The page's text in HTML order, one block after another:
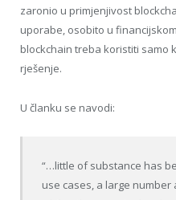
zaronio u primjenjivost
uporabe, osobito u
blockchain treba koristiti samo
rješenje.
U članku se navodi:
“…little of substance has
use cases, a large